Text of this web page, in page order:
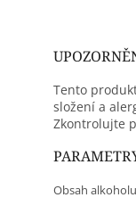
Tento
složení a
Zkontrolujte
Obsah